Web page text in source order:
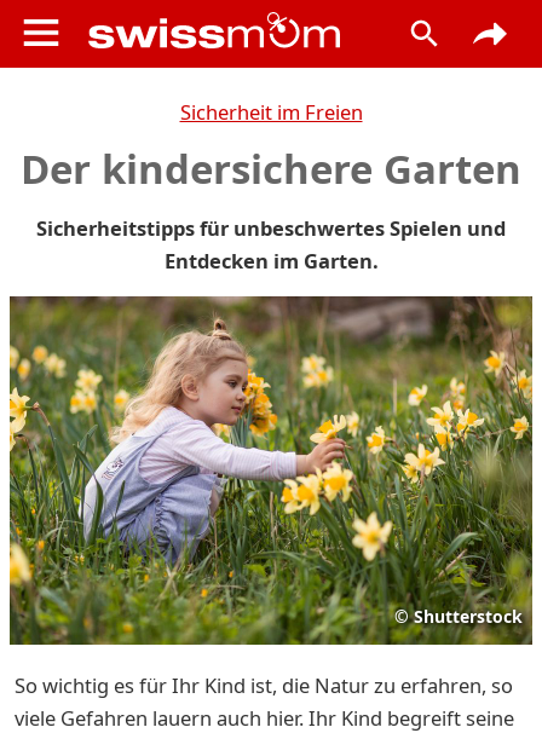
Sicherheit im Freien
Der kindersichere Garten
Sicherheitstipps für unbeschwertes Spielen und
Entdecken im Garten.
© Shutterstock
So wichtig es für Ihr Kind ist, die Natur zu erfahren, so
viele Gefahren lauern auch hier. Ihr Kind begreift seine